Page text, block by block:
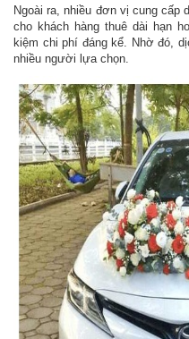
Ngoài ra, nhiều đơn vị cung cấp
cho khách hàng thuê dài hạn
kiệm chi phí đáng kể. Nhờ đó,
nhiều người lựa chọn.